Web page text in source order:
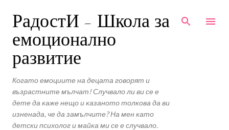
РадостИ - Школа за
емоционално
развитие
Когато емоциите на децата говорят и
възрастните мълчат! Случвало ли ви се е
дете да каже нещо и казаното толкова да ви
изненада, че да замълчите? На мен като
детски психолог и майка ми се е случвало.